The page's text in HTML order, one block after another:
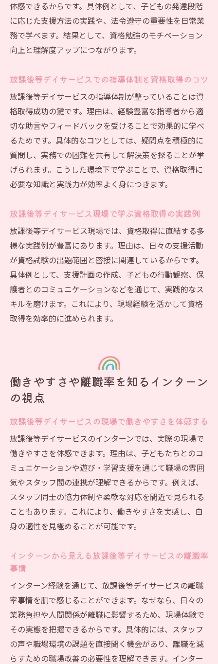
体感できるからです。具体例として、子どもの発達段階
に応じた支援方法の実践や、法令遵守の重要性を日常業
務で学べます。結果として、資格勉強のモチベーション
向上と理解度アップにつながります。
放課後等デイサービスでの指導体制と資格取得のコツ
放課後等デイサービスの指導体制が整っていることは資
格取得成功の鍵です。理由は、経験豊富な指導者から適
切な助言やフィードバックを受けることで効果的に学べ
るためです。具体的なコツとしては、疑問点を積極的に
質問し、実務での困難を共有して解決策を探ることが挙
げられます。こうした環境下で学ぶことで、資格取得に
必要な知識と実践力が効率よく身につきます。
放課後等デイサービス現場で学ぶ資格取得の実践例
放課後等デイサービス現場では、資格取得に直結する多
様な実践例が豊富にあります。理由は、日々の支援活動
が資格試験の出題範囲と密接に関連しているからです。
具体例として、支援計画の作成、子どもの行動観察、保
護者とのコミュニケーションなどを通じて、実践的なス
キルを磨けます。これにより、現場経験を活かして資格
取得を効率的に進められます。
働きやすさや離職率を知るインターン
の視点
放課後等デイサービスの現場で働きやすさを体感する
放課後等デイサービスのインターンでは、実際の現場で
働きやすさを体感できます。理由は、子どもたちとのコ
ミュニケーションや遊び・学習支援を通じて職場の雰囲
気やスタッフ間の連携が理解できるからです。例えば、
スタッフ同士の協力体制や柔軟な対応を間近で見られる
こともあります。これにより、働きやすさを実感し、自
身の適性を見極めることが可能です。
インターンから見える放課後等デイサービスの離職率
事情
インターン経験を通じて、放課後等デイサービスの離職
率事情を肌で感じることができます。なぜなら、日々の
業務負担や人間関係が離職に影響するため、現場体験で
その実態を把握できるからです。具体的には、スタッフ
の声や職場環境の課題を直接聞く機会があり、離職を減
らすための職場改善の必要性を理解できます。インター